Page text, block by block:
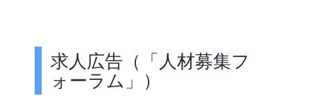
求人広告（「人材募集フ
ォーラム」）